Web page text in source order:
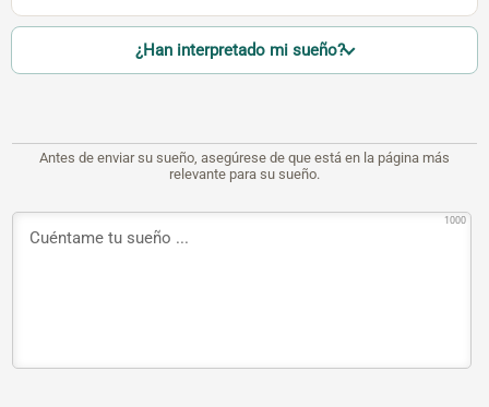
¿Han interpretado mi sueño?
Antes de enviar su sueño, asegúrese de que está en la página más
relevante para su sueño.
1000